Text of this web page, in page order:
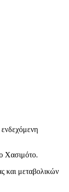
Χασιμότο.
και μεταβολικών